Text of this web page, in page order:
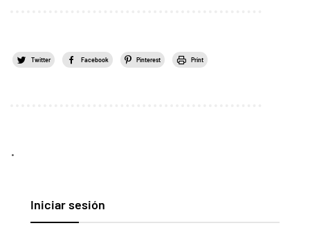
Twitter Facebook Pinterest Print
.
Iniciar sesión